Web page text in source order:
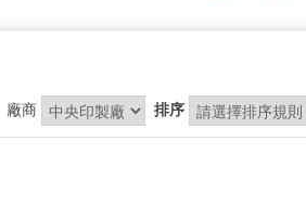
廠商 排序